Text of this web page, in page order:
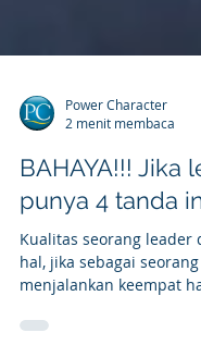
2 menit membaca
BAHAYA!!! Jika
punya 4 tanda
Kualitas seorang
menjalankan keempat